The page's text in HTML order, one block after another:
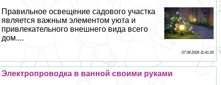
Правильное освещение садового участка
является важным элементом уюта и
привлекательного внешнего вида всего
дом....
07 08 2026 11:41:26
Электропроводка в ванной своими руками